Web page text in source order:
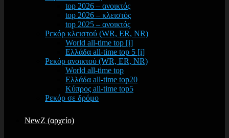
top 2026 – ανοικτός
top 2026 – κλειστός
top 2025 – ανοικτός
Ρεκόρ κλειστού (WR, ER, NR)
World all-time top [i]
Ελλάδα all-time top 5 [i]
Ρεκόρ ανοικτού (WR, ER, NR)
World all-time top
Ελλάδα all-time top20
Κύπρος all-time top5
Ρεκόρ σε δρόμο
NewZ (αρχείο)